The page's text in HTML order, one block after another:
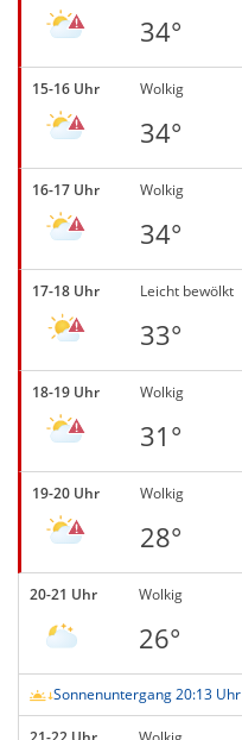
34°
15-16 Uhr Wolkig
34°
16-17 Uhr Wolkig
34°
17-18 Uhr Leicht bewölkt
33°
18-19 Uhr Wolkig
31°
19-20 Uhr Wolkig
28°
20-21 Uhr Wolkig
26°
Sonnenuntergang 20:13 Uhr